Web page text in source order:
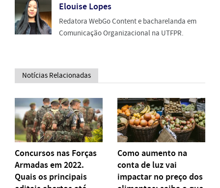
Elouise Lopes
Redatora WebGo Content e bacharelanda em
Comunicação Organizacional na UTFPR.
Notícias Relacionadas
Concursos nas Forças
Armadas em 2022.
Quais os principais
Como aumento na
conta de luz vai
impactar no preço dos